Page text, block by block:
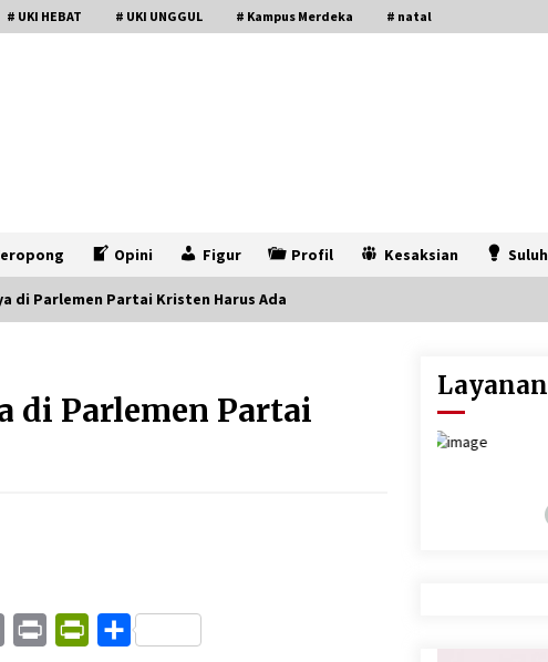
# UKI HEBAT # UKI UNGGUL # Kampus Merdeka # natal
Opini Figur Profil Kesaksian Suluh
di Parlemen Partai Kristen Harus Ada
di Parlemen Partai
Email Print PrintFriendly
Share
Layanan